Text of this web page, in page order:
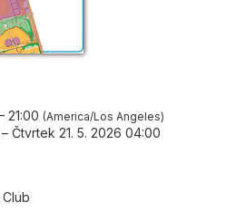
21:00 America/Los Angeles
– Čtvrtek 21. 5. 2026 04:00